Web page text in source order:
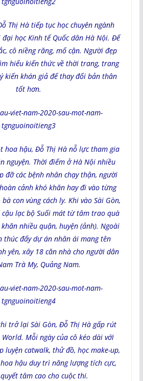
Thị Hà tiếp tục học chuyên ngành
học Kinh tế Quốc dân Hà Nội. Để
cô niềng răng, mổ cận. Người đẹp
hiểu kiến thức về thời trang, trang
kiến khán giả để thay đổi bản thân
tốt hơn.
hoa hậu, Đỗ Thị Hà nỗ lực tham gia
nguyện. Thời điểm ở Hà Nội nhiều
đỡ các bệnh nhân chạy thận, người
cảnh khó khăn hay đi vào từng
con vùng cách ly. Khi vào Sài Gòn,
lạc bộ Suối mát từ tâm trao quà
nhiều quận, huyện (ảnh). Ngoài
thúc đẩy dự án nhân ái mang tên
yên, xây 18 căn nhà cho người dân
Trà My, Quảng Nam.
trở lại Sài Gòn, Đỗ Thị Hà gấp rút
Mỗi ngày của cô kéo dài với
luyện catwalk, thử đồ, học make-up,
hậu duy trì năng lượng tích cực,
tâm cao cho cuộc thi.